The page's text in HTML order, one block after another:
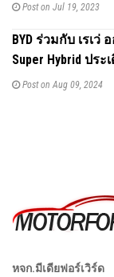
Post on Jul 19, 2023
BYD ร่วมกับ เรเว่
Super Hybrid ปร
Post on Aug 09, 2024
หจก.มีเดียฟอร์เวิร์ด